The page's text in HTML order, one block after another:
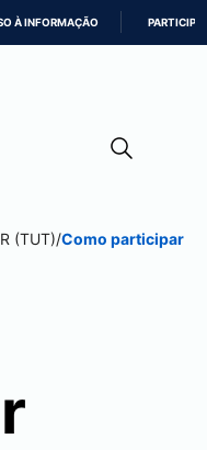
À INFORMAÇÃO PARTICIPE
(TUT)/Como participar